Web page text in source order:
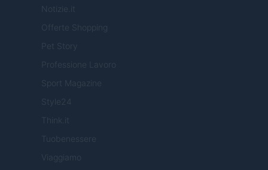
Notizie.it
Offerte Shopping
Pet Story
Professione Lavoro
Sport Magazine
Style24
Think.it
Tuobenessere
Viaggiamo